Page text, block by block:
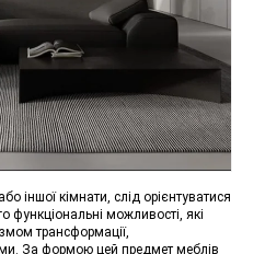
іншої кімнати, слід орієнтуватися
функціональні можливості, які
трансформації,
За формою цей предмет меблів